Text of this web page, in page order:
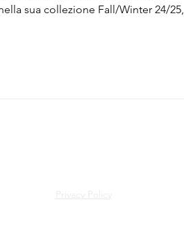
sua collezione Fall/Winter 24/25,
Privacy Policy